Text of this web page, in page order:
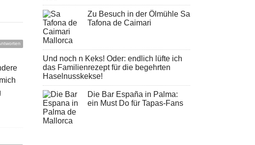
Zu Besuch in der Ölmühle Sa
Tafona de Caimari
Und noch n Keks! Oder: endlich lüfte ich
das Familienrezept für die begehrten
Haselnusskekse!
Die Bar España in Palma:
ein Must Do für Tapas-Fans